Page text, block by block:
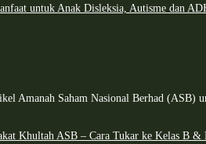
untuk Anak Disleksia, Autisme dan
Amanah Saham Nasional Berhad (ASB)
Khultah ASB – Cara Tukar ke Kelas B &